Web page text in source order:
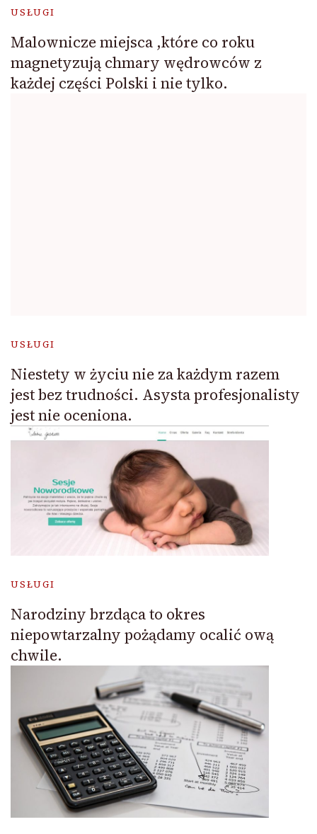
USŁUGI
Malownicze miejsca ,które co roku
magnetyzują chmary wędrowców z
każdej części Polski i nie tylko.
USŁUGI
Niestety w życiu nie za każdym razem
jest bez trudności. Asysta profesjonalisty
jest nie oceniona.
USŁUGI
Narodziny brzdąca to okres
niepowtarzalny pożądamy ocalić ową
chwile.